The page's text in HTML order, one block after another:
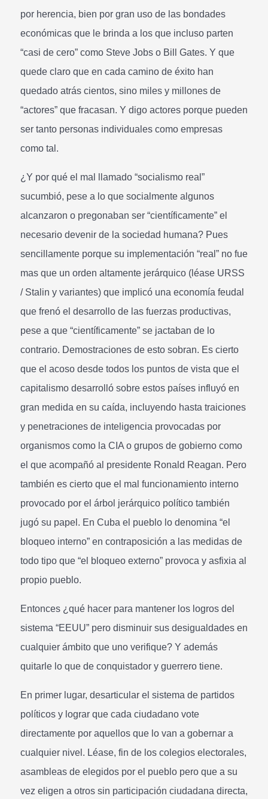
por herencia, bien por gran uso de las bondades
económicas que le brinda a los que incluso parten
“casi de cero” como Steve Jobs o Bill Gates. Y que
quede claro que en cada camino de éxito han
quedado atrás cientos, sino miles y millones de
“actores” que fracasan. Y digo actores porque pueden
ser tanto personas individuales como empresas
como tal.
¿Y por qué el mal llamado “socialismo real”
sucumbió, pese a lo que socialmente algunos
alcanzaron o pregonaban ser “científicamente” el
necesario devenir de la sociedad humana? Pues
sencillamente porque su implementación “real” no fue
mas que un orden altamente jerárquico (léase URSS
/ Stalin y variantes) que implicó una economía feudal
que frenó el desarrollo de las fuerzas productivas,
pese a que “científicamente” se jactaban de lo
contrario. Demostraciones de esto sobran. Es cierto
que el acoso desde todos los puntos de vista que el
capitalismo desarrolló sobre estos países influyó en
gran medida en su caída, incluyendo hasta traiciones
y penetraciones de inteligencia provocadas por
organismos como la CIA o grupos de gobierno como
el que acompañó al presidente Ronald Reagan. Pero
también es cierto que el mal funcionamiento interno
provocado por el árbol jerárquico político también
jugó su papel. En Cuba el pueblo lo denomina “el
bloqueo interno” en contraposición a las medidas de
todo tipo que “el bloqueo externo” provoca y asfixia al
propio pueblo.
Entonces ¿qué hacer para mantener los logros del
sistema “EEUU” pero disminuir sus desigualdades en
cualquier ámbito que uno verifique? Y además
quitarle lo que de conquistador y guerrero tiene.
En primer lugar, desarticular el sistema de partidos
políticos y lograr que cada ciudadano vote
directamente por aquellos que lo van a gobernar a
cualquier nivel. Léase, fin de los colegios electorales,
asambleas de elegidos por el pueblo pero que a su
vez eligen a otros sin participación ciudadana directa,